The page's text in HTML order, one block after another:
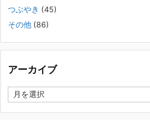
長年問題解決に至らない家族のパターンのうち、弊
景・特徴続きをみる
集英社オンラインのインタビューを受
画といえば集英社！」というく…
2023年3月1日
集英社オンラインのインタビューを受けました。
社！」というくらいの大御所が、「子供を殺してく
名誉です。h[...]
つぶやき (45)
その他 (86)
アーカイブ
ー
カ